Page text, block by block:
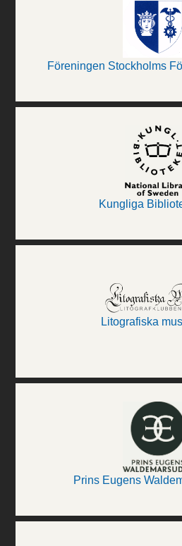
Föreningen Stockholms
Kungliga
Litografiska
Prins Eugens